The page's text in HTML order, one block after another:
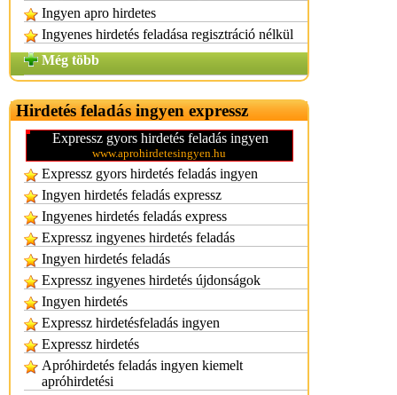
Ingyen apro hirdetes
Ingyenes hirdetés feladása regisztráció nélkül
Még több
Hirdetés feladás ingyen expressz
Expressz gyors hirdetés feladás ingyen
www.aprohirdetesingyen.hu
Expressz gyors hirdetés feladás ingyen
Ingyen hirdetés feladás expressz
Ingyenes hirdetés feladás express
Expressz ingyenes hirdetés feladás
Ingyen hirdetés feladás
Expressz ingyenes hirdetés újdonságok
Ingyen hirdetés
Expressz hirdetésfeladás ingyen
Expressz hirdetés
Apróhirdetés feladás ingyen kiemelt
apróhirdetési